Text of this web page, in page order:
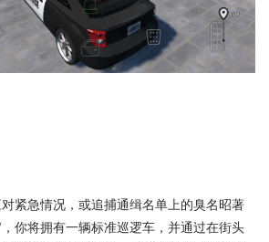
紧急情况，或追捕通缉名单上的臭名昭著
你将拥有一辆标准巡逻车，并通过在街头